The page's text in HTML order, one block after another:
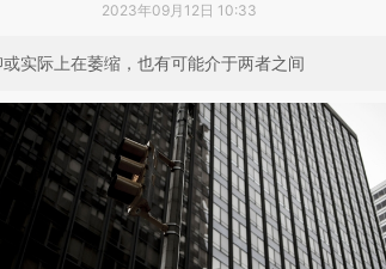
2023年09月12日 10:33
实际上在萎缩，也有可能介于两者之间